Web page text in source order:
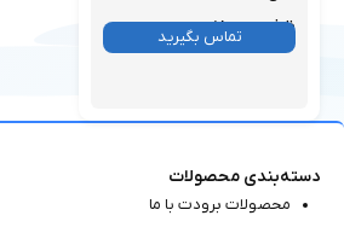
ظرفیت ۱۸۰۰۰
موجود تماس بگیرید
دسته‌بندی محصولات
محصولات برودت با ما